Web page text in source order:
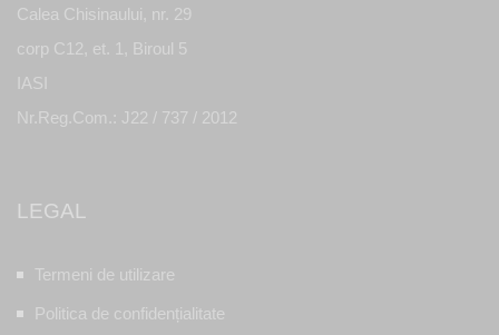
Calea Chisinaului, nr. 29
corp C12, et. 1, Biroul 5
IASI
Nr.Reg.Com.: J22 / 737 / 2012
LEGAL
Termeni de utilizare
Politica de confidențialitate